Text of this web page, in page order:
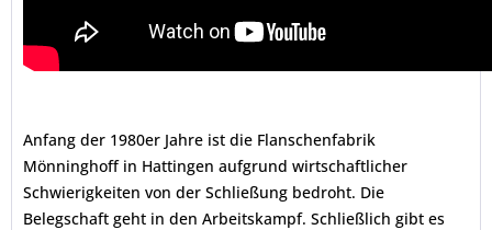
Anfang der 1980er Jahre ist die Flanschenfabrik
Mönninghoff in Hattingen aufgrund wirtschaftlicher
Schwierigkeiten von der Schließung bedroht. Die
Belegschaft geht in den Arbeitskampf. Schließlich gibt es